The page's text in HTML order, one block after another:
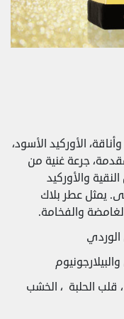
الأوركيد الأسود،
جرعة غنية من
والأوركيد
يمثل عطر بلاك
والفخامة.
الوردي
، قلب الحلبة ، الخشب